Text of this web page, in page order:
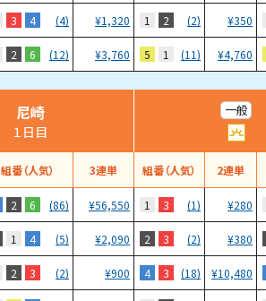
3 4 (4) ¥1,320 1 2 (2) ¥350
2 6 (12) ¥3,760 5 1 (11) ¥4,760
尼崎
１日目
一般
組番（人気） 3連単 組番（人気） 2連単
2 6 (86) ¥56,550 1 3 (1) ¥280
1 4 (5) ¥2,090 2 3 (2) ¥380
2 3 (2) ¥900 4 3 (18) ¥10,480